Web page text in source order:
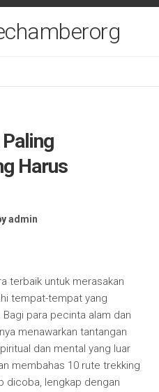
Harus
admin
terbaik untuk merasakan
tempat-tempat yang
para pecinta alam dan
menawarkan tantangan
dan mental yang luar
membahas 10 rute trekking
dicoba, lengkap dengan